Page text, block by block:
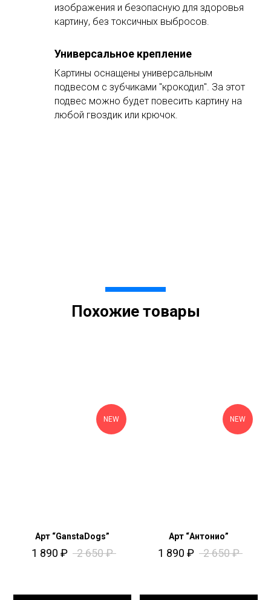
изображения и безопасную для здоровья
картину, без токсичных выбросов.
Универсальное крепление
Картины оснащены универсальным
подвесом с зубчиками "крокодил". За этот
подвес можно будет повесить картину на
любой гвоздик или крючок.
Похожие товары
NEW
Арт “GanstaDogs”
1 890 ₽ 2 650₽
NEW
Арт “Антонио”
1 890 ₽ 2 650₽